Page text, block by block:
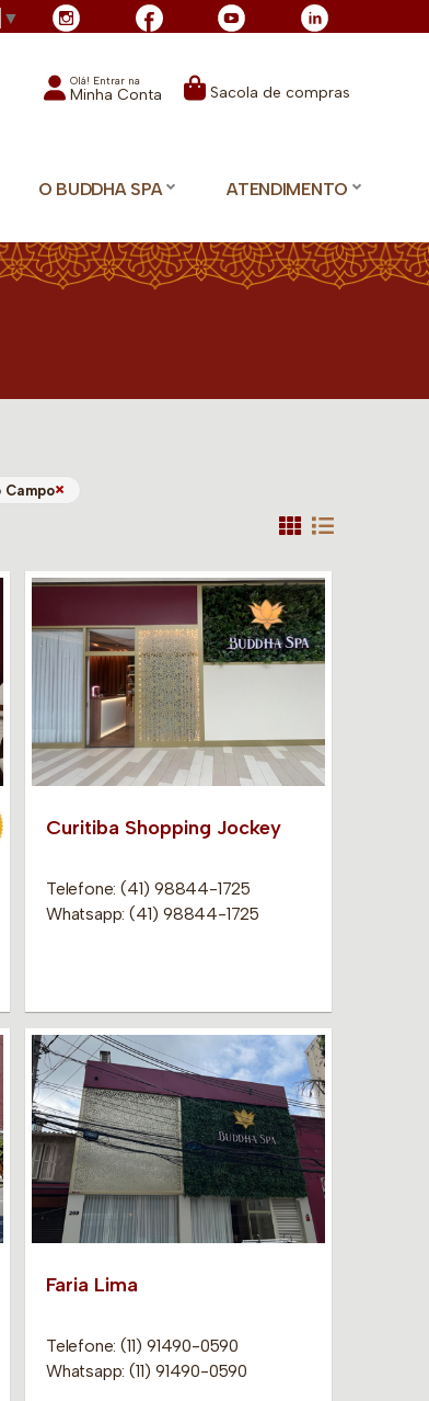
▼
Olá! Entrar na
Minha Conta Sacola de compras
O BUDDHA SPA ATENDIMENTO
Campo×
Curitiba Shopping Jockey
Telefone: (41) 98844-1725
Whatsapp: (41) 98844-1725
Faria Lima
Telefone: (11) 91490-0590
Whatsapp: (11) 91490-0590